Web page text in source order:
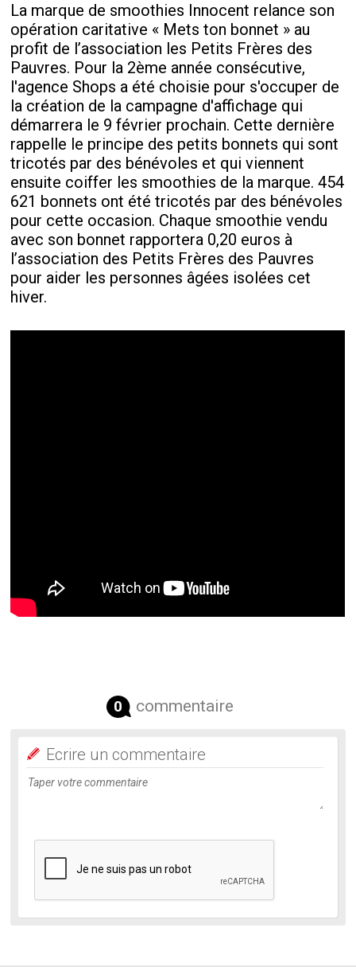
La marque de smoothies Innocent relance son
opération caritative « Mets ton bonnet » au
profit de l’association les Petits Frères des
Pauvres. Pour la 2ème année consécutive,
l'agence Shops a été choisie pour s'occuper de
la création de la campagne d'affichage qui
démarrera le 9 février prochain. Cette dernière
rappelle le principe des petits bonnets qui sont
tricotés par des bénévoles et qui viennent
ensuite coiffer les smoothies de la marque. 454
621 bonnets ont été tricotés par des bénévoles
pour cette occasion. Chaque smoothie vendu
avec son bonnet rapportera 0,20 euros à
l’association des Petits Frères des Pauvres
pour aider les personnes âgées isolées cet
hiver.
0 commentaire
Ecrire un commentaire